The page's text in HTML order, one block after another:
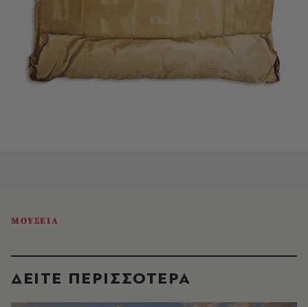
ΜΟΥΣΕΙΑ
ΔΕΙΤΕ ΠΕΡΙΣΣΟΤΕΡΑ